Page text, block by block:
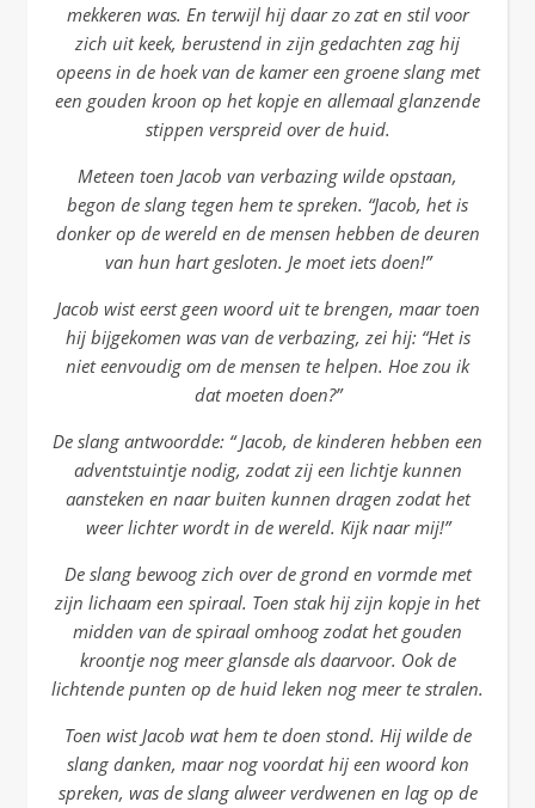
mekkeren was. En terwijl hij daar zo zat en stil voor
zich uit keek, berustend in zijn gedachten zag hij
opeens in de hoek van de kamer een groene slang met
een gouden kroon op het kopje en allemaal glanzende
stippen verspreid over de huid.
Meteen toen Jacob van verbazing wilde opstaan,
begon de slang tegen hem te spreken. “Jacob, het is
donker op de wereld en de mensen hebben de deuren
van hun hart gesloten. Je moet iets doen!”
Jacob wist eerst geen woord uit te brengen, maar toen
hij bijgekomen was van de verbazing, zei hij: “Het is
niet eenvoudig om de mensen te helpen. Hoe zou ik
dat moeten doen?”
De slang antwoordde: “ Jacob, de kinderen hebben een
adventstuintje nodig, zodat zij een lichtje kunnen
aansteken en naar buiten kunnen dragen zodat het
weer lichter wordt in de wereld. Kijk naar mij!”
De slang bewoog zich over de grond en vormde met
zijn lichaam een spiraal. Toen stak hij zijn kopje in het
midden van de spiraal omhoog zodat het gouden
kroontje nog meer glansde als daarvoor. Ook de
lichtende punten op de huid leken nog meer te stralen.
Toen wist Jacob wat hem te doen stond. Hij wilde de
slang danken, maar nog voordat hij een woord kon
spreken, was de slang alweer verdwenen en lag op de